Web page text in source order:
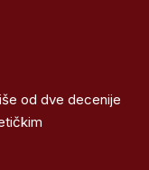
od dve decenije